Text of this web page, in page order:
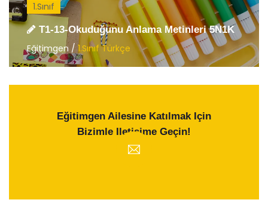
1.Sınıf
T1-13-Okuduğunu Anlama Metinleri 5N1K
Eğitimgen / 1.Sınıf Türkçe
Eğitimgen Ailesine Katılmak Için
Bizimle Iletişime Geçin!